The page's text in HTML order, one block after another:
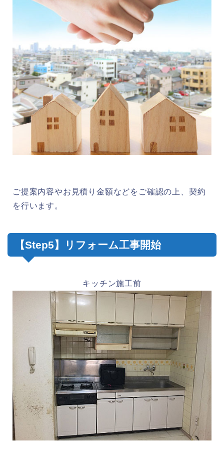
ご提案内容やお見積り金額などをご確認の上、契約
を行います。
【Step5】リフォーム工事開始
キッチン施工前